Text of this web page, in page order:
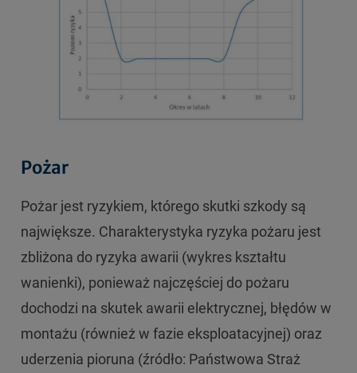
Pożar
Pożar jest ryzykiem, którego skutki szkody są
największe. Charakterystyka ryzyka pożaru jest
zbliżona do ryzyka awarii (wykres kształtu
wanienki), ponieważ najczęściej do pożaru
dochodzi na skutek awarii elektrycznej, błędów w
montażu (również w fazie eksploatacyjnej) oraz
uderzenia pioruna (źródło: Państwowa Straż